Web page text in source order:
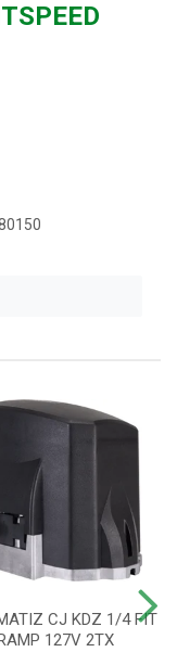
CJ KDZ 1/4 FIT
RAMP 127V 2TX